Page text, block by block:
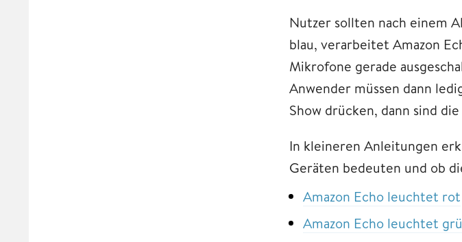
Nutzer sollten nach einem
blau, verarbeitet Amazon
Mikrofone gerade
Anwender müssen dann
Show drücken, dann sind
In kleineren Anleitungen
Geräten bedeuten und ob
Amazon Echo leuchtet rot
Amazon Echo leuchtet